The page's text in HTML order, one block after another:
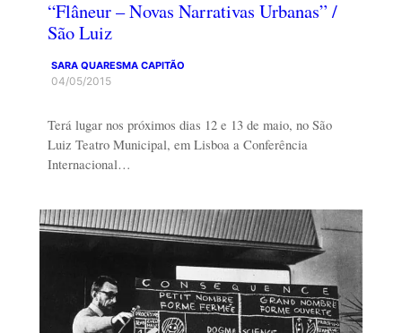
“Flâneur – Novas Narrativas Urbanas” /
São Luiz
SARA QUARESMA CAPITÃO
04/05/2015
Terá lugar nos próximos dias 12 e 13 de maio, no São
Luiz Teatro Municipal, em Lisboa a Conferência
Internacional…